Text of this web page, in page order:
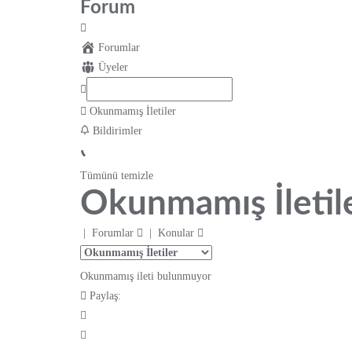
Forum
Forumlar
Üyeler
Okunmamış İletiler
Bildirimler
Tümünü temizle
Okunmamış
Forumlar Konular
Okunmamış ileti bulunmuyor
Paylaş: